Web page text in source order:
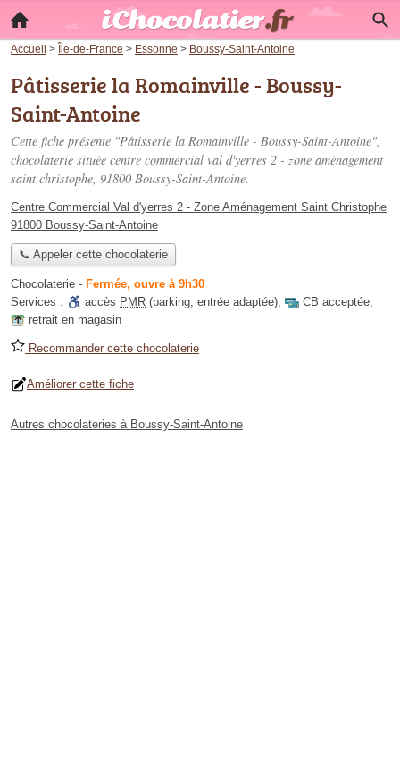
Accueil > Île-de-France > Essonne > Boussy-Saint-Antoine
Pâtisserie la Romainville - Boussy-
Saint-Antoine
Cette fiche présente "Pâtisserie la Romainville - Boussy-Saint-Antoine",
chocolaterie située centre commercial val d'yerres 2 - zone aménagement
saint christophe, 91800 Boussy-Saint-Antoine.
Centre Commercial Val d'yerres 2 - Zone Aménagement Saint Christophe
91800 Boussy-Saint-Antoine
📞 Appeler cette chocolaterie
Chocolaterie - Fermée, ouvre à 9h30
Services :
accès PMR (parking, entrée adaptée), CB acceptée,
retrait en magasin
Recommander cette chocolaterie
Améliorer cette fiche
Autres chocolateries à Boussy-Saint-Antoine